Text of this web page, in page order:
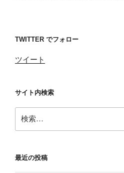
TWITTER でフォロー
ツイート
サイト内検索
索:
最近の投稿